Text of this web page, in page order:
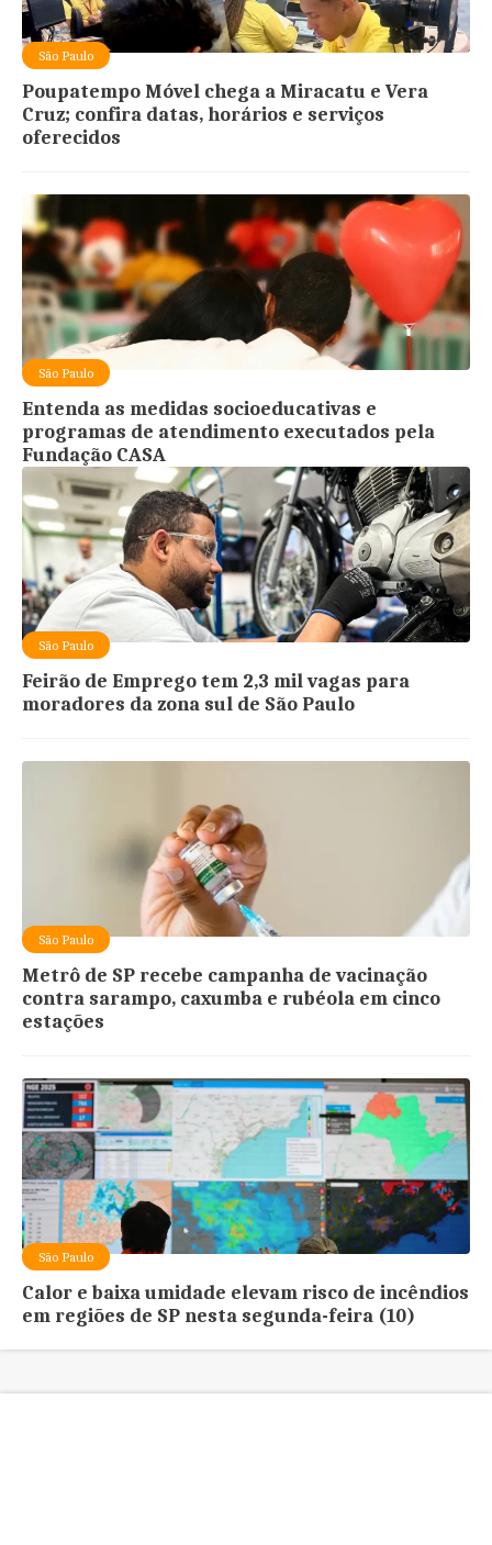
São Paulo
Poupatempo Móvel chega a Miracatu e Vera
Cruz; confira datas, horários e serviços
oferecidos
São Paulo
Entenda as medidas socioeducativas e
programas de atendimento executados pela
Fundação CASA
São Paulo
Feirão de Emprego tem 2,3 mil vagas para
moradores da zona sul de São Paulo
São Paulo
Metrô de SP recebe campanha de vacinação
contra sarampo, caxumba e rubéola em cinco
estações
São Paulo
Calor e baixa umidade elevam risco de incêndios
em regiões de SP nesta segunda-feira (10)